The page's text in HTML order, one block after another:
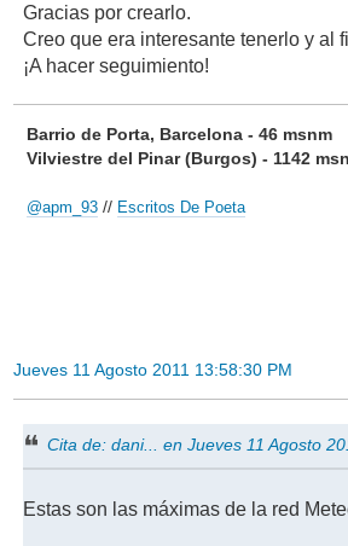
Gracias por crearlo.
Creo que era interesante tenerlo y al
¡A hacer seguimiento!
Barrio de Porta, Barcelona - 46 msnm
Vilviestre del Pinar (Burgos) - 1142
@apm_93 // Escritos De Poeta
Jueves 11 Agosto 2011 13:58:30 PM
Cita de: dani... en Jueves 11 Agosto
Estas son las máximas de la red